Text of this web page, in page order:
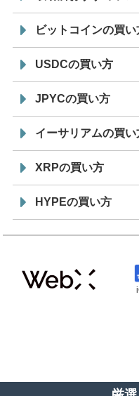
ビットコインの買い
USDCの買い方
JPYCの買い方
イーサリアムの買い
XRPの買い方
HYPEの買い方